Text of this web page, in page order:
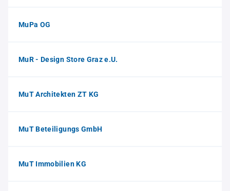
MuPa OG
MuR - Design Store Graz e.U.
MuT Architekten ZT KG
MuT Beteiligungs GmbH
MuT Immobilien KG